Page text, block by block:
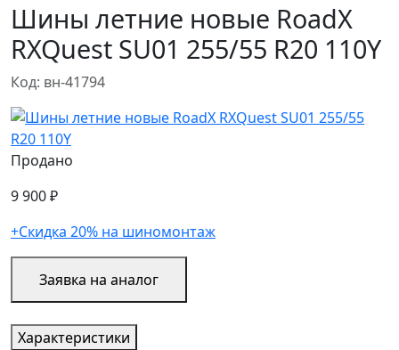
Шины летние новые RoadX
RXQuest SU01 255/55 R20 110Y
Код: вн-41794
Продано
9 900 ₽
+Скидка 20% на шиномонтаж
Заявка на аналог
Характеристики